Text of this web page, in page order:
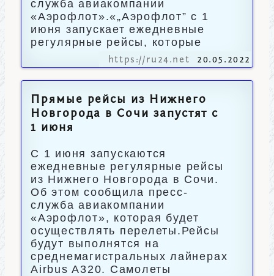
служба авиакомпании
«Аэрофлот».«„Аэрофлот” с 1
июня запускает ежедневные
регулярные рейсы, которые
https://ru24.net 20.05.2022
Прямые рейсы из Нижнего
Новгорода в Сочи запустят с
1 июня
С 1 июня запускаются
ежедневные регулярные рейсы
из Нижнего Новгорода в Сочи.
Об этом сообщила пресс-
служба авиакомпании
«Аэрофлот», которая будет
осуществлять перелеты.Рейсы
будут выполнятся на
среднемагистральных лайнерах
Airbus A320. Самолеты